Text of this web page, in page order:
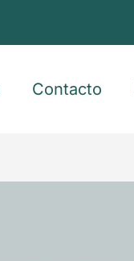
Contacto